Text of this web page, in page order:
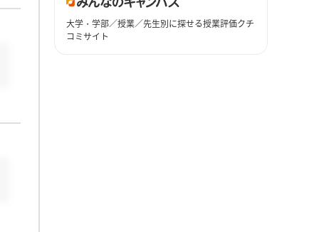
大学・学部／授業／先生別に探せる授業評価クチ
コミサイト